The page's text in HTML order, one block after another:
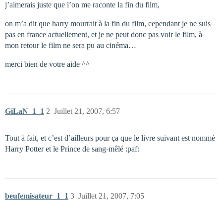
j’aimerais juste que l’on me raconte la fin du film,
on m’a dit que harry mourrait à la fin du film, cependant je ne suis
pas en france actuellement, et je ne peut donc pas voir le film, à
mon retour le film ne sera pu au cinéma…
merci bien de votre aide ^^
GiLaN_1_1 Juillet 21, 2007, 6:57
2
Tout à fait, et c’est d’ailleurs pour ça que le livre suivant est nommé
Harry Potter et le Prince de sang-mêlé :paf:
beufemisateur_1_1 Juillet 21, 2007, 7:05
3